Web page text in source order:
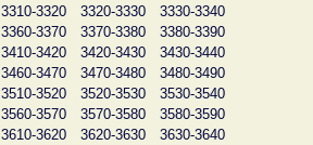
3310-3320 3320-3330
3330-3340
3360-3370 3370-3380
3380-3390
3410-3420 3420-3430
3430-3440
3460-3470 3470-3480
3480-3490
3510-3520 3520-3530
3530-3540
3560-3570 3570-3580
3580-3590
3610-3620 3620-3630
3630-3640